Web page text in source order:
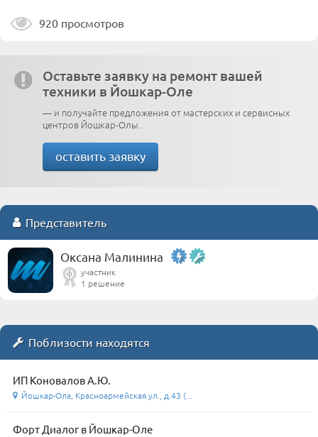
920 просмотров
Оставьте заявку на ремонт вашей
техники в Йошкар-Оле
— и получайте предложения от мастерских и сервисных
центров Йошкар-Олы.
оставить заявку
Представитель
Оксана Малинина
участник
1 решение
Поблизости находятся
ИП Коновалов А.Ю.
Йошкар-Ола, Красноармейская ул., д.43 (...
Форт Диалог в Йошкар-Оле